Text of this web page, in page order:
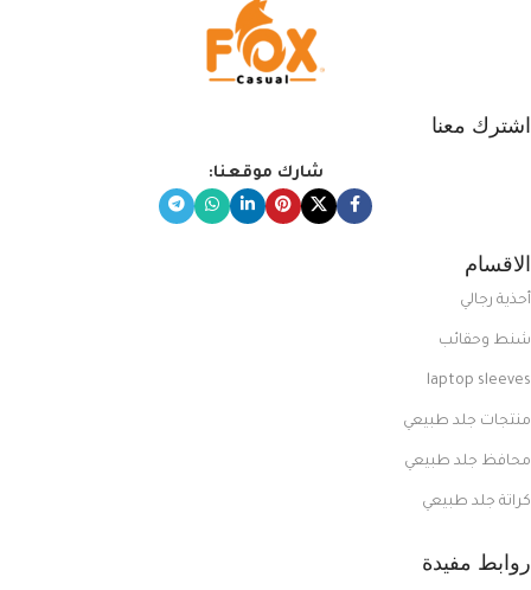
اشترك معنا
شارك موقعنا:
الاقسام
أحذية رجالي
شنط وحقائب
laptop sleeves
منتجات جلد طبيعي
محافظ جلد طبيعي
كراتة جلد طبيعي
روابط مفيدة